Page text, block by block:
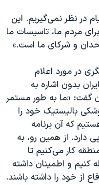
در نظر نمی‌گیریم. این
مردم ما، تاسیسات ما
و شرکای ما است.»
در مورد اعلام
بدون اشاره به
گفت: «ما به طور مستمر
بالیستیک خود را
که آن برنامه
از همین رو، به
کار می‌کنیم تا
کنیم و اطمینان داشته
از خود را داشته باشند.